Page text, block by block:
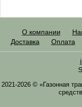
О компании
Доставка
Оплата
2021-2026 © «Газонная